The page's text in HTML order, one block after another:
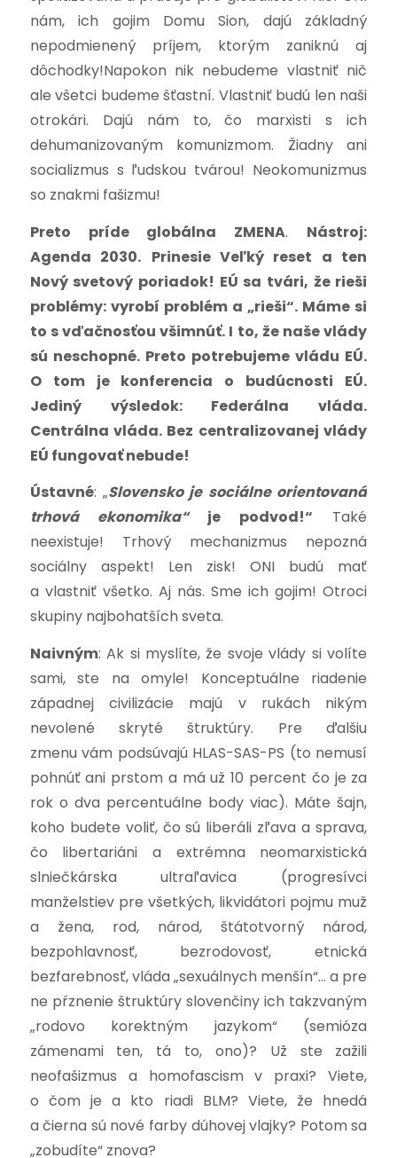
nám, ich gojim Domu Sion, dajú základný
nepodmienený príjem, ktorým zaniknú aj
dôchodky!Napokon nik nebudeme vlastniť nič
ale všetci budeme šťastní. Vlastniť budú len naši
otrokári. Dajú nám to, čo marxisti s ich
dehumanizovaným komunizmom. Žiadny ani
socializmus s ľudskou tvárou! Neokomunizmus
so znakmi fašizmu!
Preto príde globálna ZMENA. Nástroj:
Agenda 2030. Prinesie Veľký reset a ten
Nový svetový poriadok! EÚ sa tvári, že rieši
problémy: vyrobí problém a „rieši“. Máme si
to s vďačnosťou všimnúť. I to, že naše vlády
sú neschopné. Preto potrebujeme vládu EÚ.
O tom je konferencia o budúcnosti EÚ.
Jediný výsledok: Federálna vláda.
Centrálna vláda. Bez centralizovanej vlády
EÚ fungovať nebude!
Ústavné: „Slovensko je sociálne orientovaná
trhová ekonomika“ je podvod!“ Také
neexistuje! Trhový mechanizmus nepozná
sociálny aspekt! Len zisk! ONI budú mať
a vlastniť všetko. Aj nás.Sme ich gojim!Otroci
skupiny najbohatších sveta.
Naivným: Ak si myslíte, že svoje vlády si volíte
sami, ste na omyle! Konceptuálne riadenie
západnej civilizácie majú v rukách nikým
nevolené skryté štruktúry. Pre ďalšiu
zmenuvám podsúvajú HLAS-SAS-PS (to nemusí
pohnúť ani prstom a má už 10 percent čo je za
rok o dva percentuálne body viac). Máte šajn,
koho budete voliť, čo sú liberáli zľava a sprava,
čo libertariáni a extrémna neomarxistická
slniečkárska ultraľavica (progresívci
manželstiev pre všetkých, likvidátori pojmu muž
a žena, rod, národ, štátotvorný národ,
bezpohlavnosť, bezrodovosť, etnická
bezfarebnosť, vláda „sexuálnych menšín“… a pre
ne pŕznenie štruktúry slovenčiny ich takzvaným
„rodovo korektným jazykom“ (semióza
zámenami ten, tá to, ono)? Už ste zažili
neofašizmus a homofascism v praxi? Viete,
o čom je a kto riadi BLM? Viete, že hnedá
a čierna sú nové farby dúhovej vlajky? Potom sa
„zobudíte“ znova?